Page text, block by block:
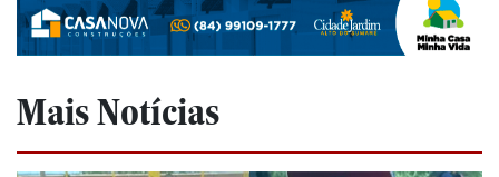
Mais Notícias